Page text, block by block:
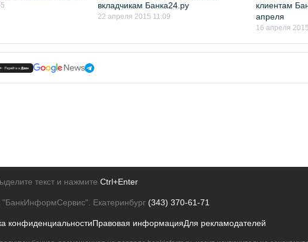
вкладчикам Банка24.ру
22 апреля 2015 11:09
клиентам
апреля
16 апреля
текст и нажмите Ctrl+Enter
Екатеринбург (343) 370-61-71
конфиденциальностиПравовая информацияДля рекламодателей